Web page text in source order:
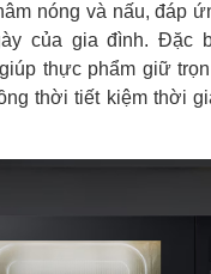
nóng và nấu, đáp
của gia đình. Đặc
thực phẩm giữ
thời tiết kiệm thời